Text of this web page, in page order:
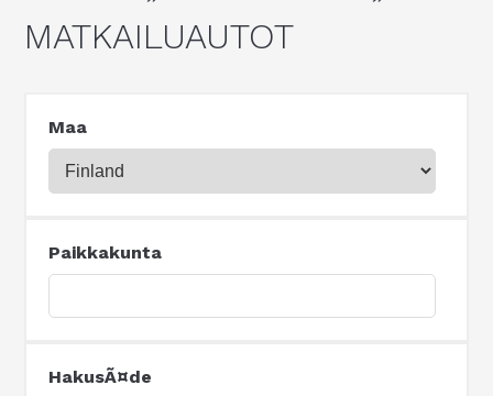
MATKAILUAUTOT
Maa
Paikkakunta
HakusÃ¤de